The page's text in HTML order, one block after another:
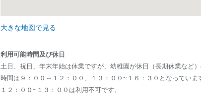
大きな地図で見る
利用可能時間及び休日
土日、祝日、年末年始は休業ですが、幼稚園が休日（長期休業など）
時間は９：００～１２：００、１３：００~１６：３０となっていま
１２：００~１３：００は利用不可です。